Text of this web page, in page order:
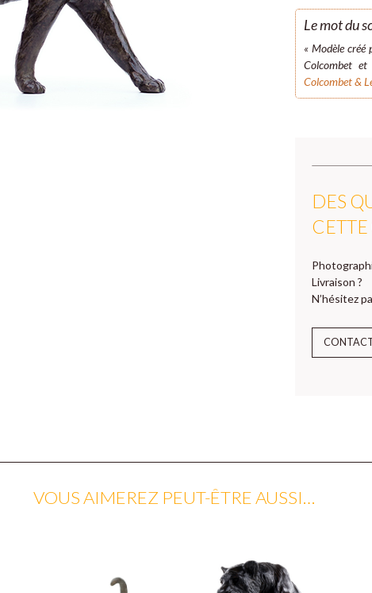
Le mot du
« Modèle créé
Colcombet
Colcombet &
DES
Livraison ?
N’hésitez
VOUS AIMEREZ PEUT-ÊTRE AUSSI…